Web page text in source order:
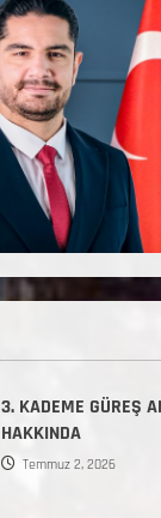
3. Kademe Güreş
Eğitimi Sivas’ta
Haziran 24, 2026
TÜRKİYE GÜREŞ
9-10-11-12-13-14
ŞAMPİYONASI
KONTENJAN VE
HAKKINDA
Haziran 12, 2026
2. Kademe
3. KADEME GÜREŞ
HAKKINDA
Temmuz 2, 2026